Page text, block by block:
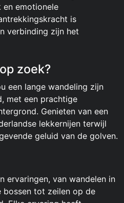
en emotionele
is
verbinding zijn het
zoek?
een lange wandeling zijn
met een prachtige
Genieten van een
lekkernijen terwijl
geluid van de golven.
ervaringen, van wandelen in
bossen tot zeilen op de